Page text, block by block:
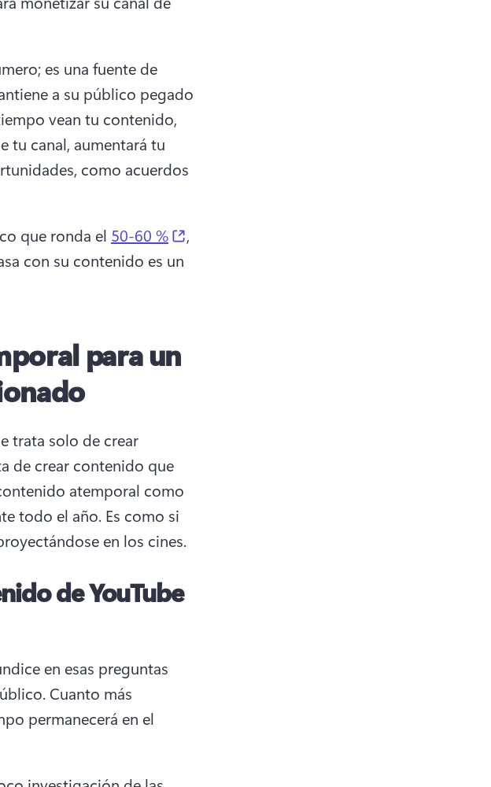
es una fuente de
a su público pegado
vean tu contenido,
tu canal, aumentará tu
como acuerdos
que ronda el 50-60 %
,
con su contenido es un
para un
trata solo de crear
de crear contenido que
atemporal como
todo el año. Es como si
en los cines.
de YouTube
en esas preguntas
Cuanto más
permanecerá en el